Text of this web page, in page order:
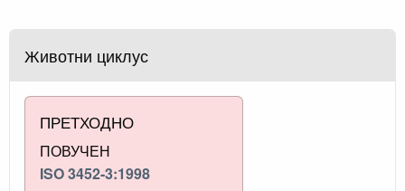
Животни циклус
ПРЕТХОДНО
ПОВУЧЕН
ISO 3452-3:1998